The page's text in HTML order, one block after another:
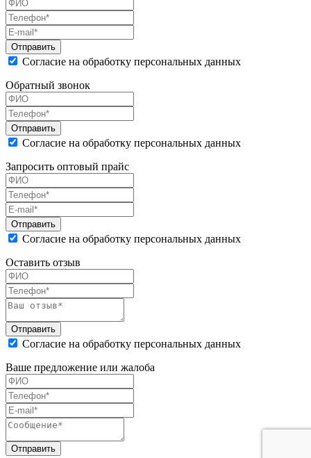
Согласие на обработку персональных данных
Обратный звонок
Согласие на обработку персональных данных
Запросить оптовый прайс
Согласие на обработку персональных данных
Оставить отзыв
Согласие на обработку персональных данных
Ваше предложение или жалоба